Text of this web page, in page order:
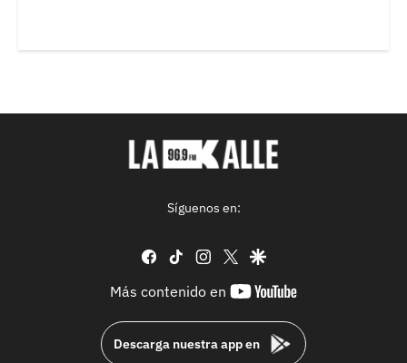
Síguenos en:
facebook
tiktok instagram
twittergoogle
Más contenido en
youtube-
Descarga nuestra app en